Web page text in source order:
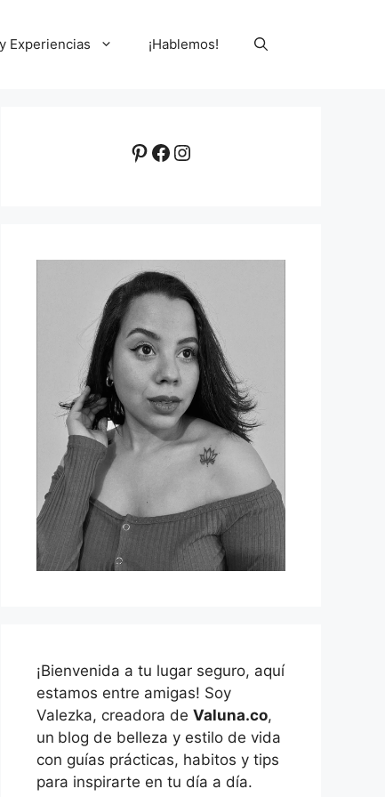
Experiencias ¡Hablemos!
Pinterest
Facebook
Instagram
¡Bienvenida a tu lugar seguro, aquí
estamos entre amigas! Soy
Valezka, creadora de Valuna.co,
un blog de belleza y estilo de vida
con guías prácticas, habitos y tips
para inspirarte en tu día a día.